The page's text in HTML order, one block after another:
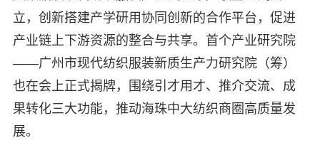
立，创新搭建产学研用协同创新的合作平台，促进
产业链上下游资源的整合与共享。首个产业研究院
——广州市现代纺织服装新质生产力研究院（筹）
也在会上正式揭牌，围绕引才用才、推介交流、成
果转化三大功能，推动海珠中大纺织商圈高质量发
展。